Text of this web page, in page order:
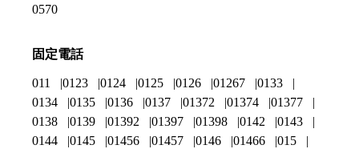
0570
固定電話
011 0123 0124 0125 0126 01267
0133
0134
0135 0136 0137 01372 01374
01377
0138
0139 01392 01397 01398 0142
0143
0144
0145 01456 01457 0146 01466
015